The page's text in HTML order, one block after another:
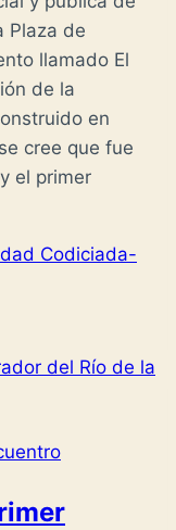
Plaza de
llamado El
de la
en
cree que fue
el primer
Codiciada-